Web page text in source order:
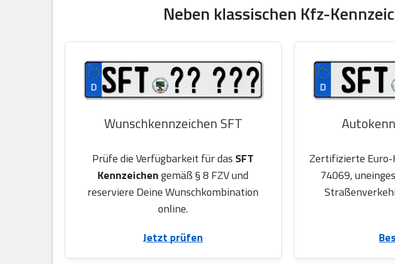
Neben klassischen Kfz-
Wunschkennzeichen SFT
Prüfe die Verfügbarkeit für das SFT
Kennzeichengemäß § 8 FZV und
reserviere Deine Wunschkombination
online.
Jetzt prüfen
Zertifizierte Euro-
74069,